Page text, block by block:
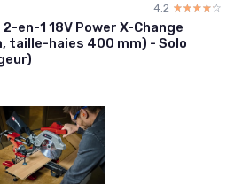
4.2 ☆☆☆☆☆
★★★★★
en-1 18V Power X-Change
taille-haies 400 mm) - Solo